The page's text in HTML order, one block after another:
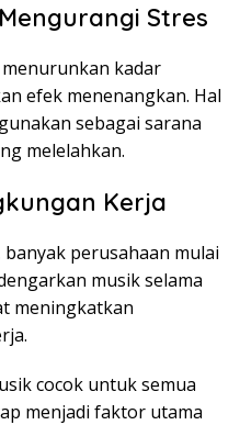
Stres
kadar
efek menenangkan. Hal
sebagai sarana
melelahkan.
Kerja
perusahaan mulai
musik selama
meningkatkan
cocok untuk semua
menjadi faktor utama